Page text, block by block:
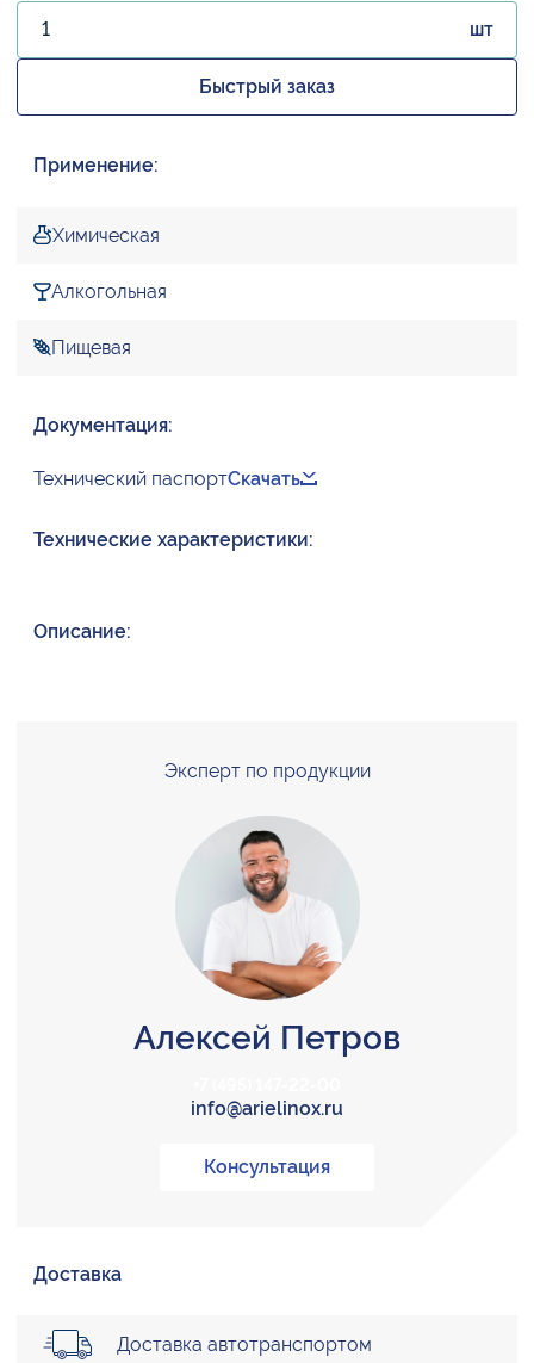
шт
Быстрый заказ
Применение:
Химическая
Алкогольная
Пищевая
Документация:
Технический паспортСкачать
Технические характеристики:
Описание:
Эксперт по продукции
Алексей Петров
info@arielinox.ru
Консультация
Доставка
Доставка автотранспортом